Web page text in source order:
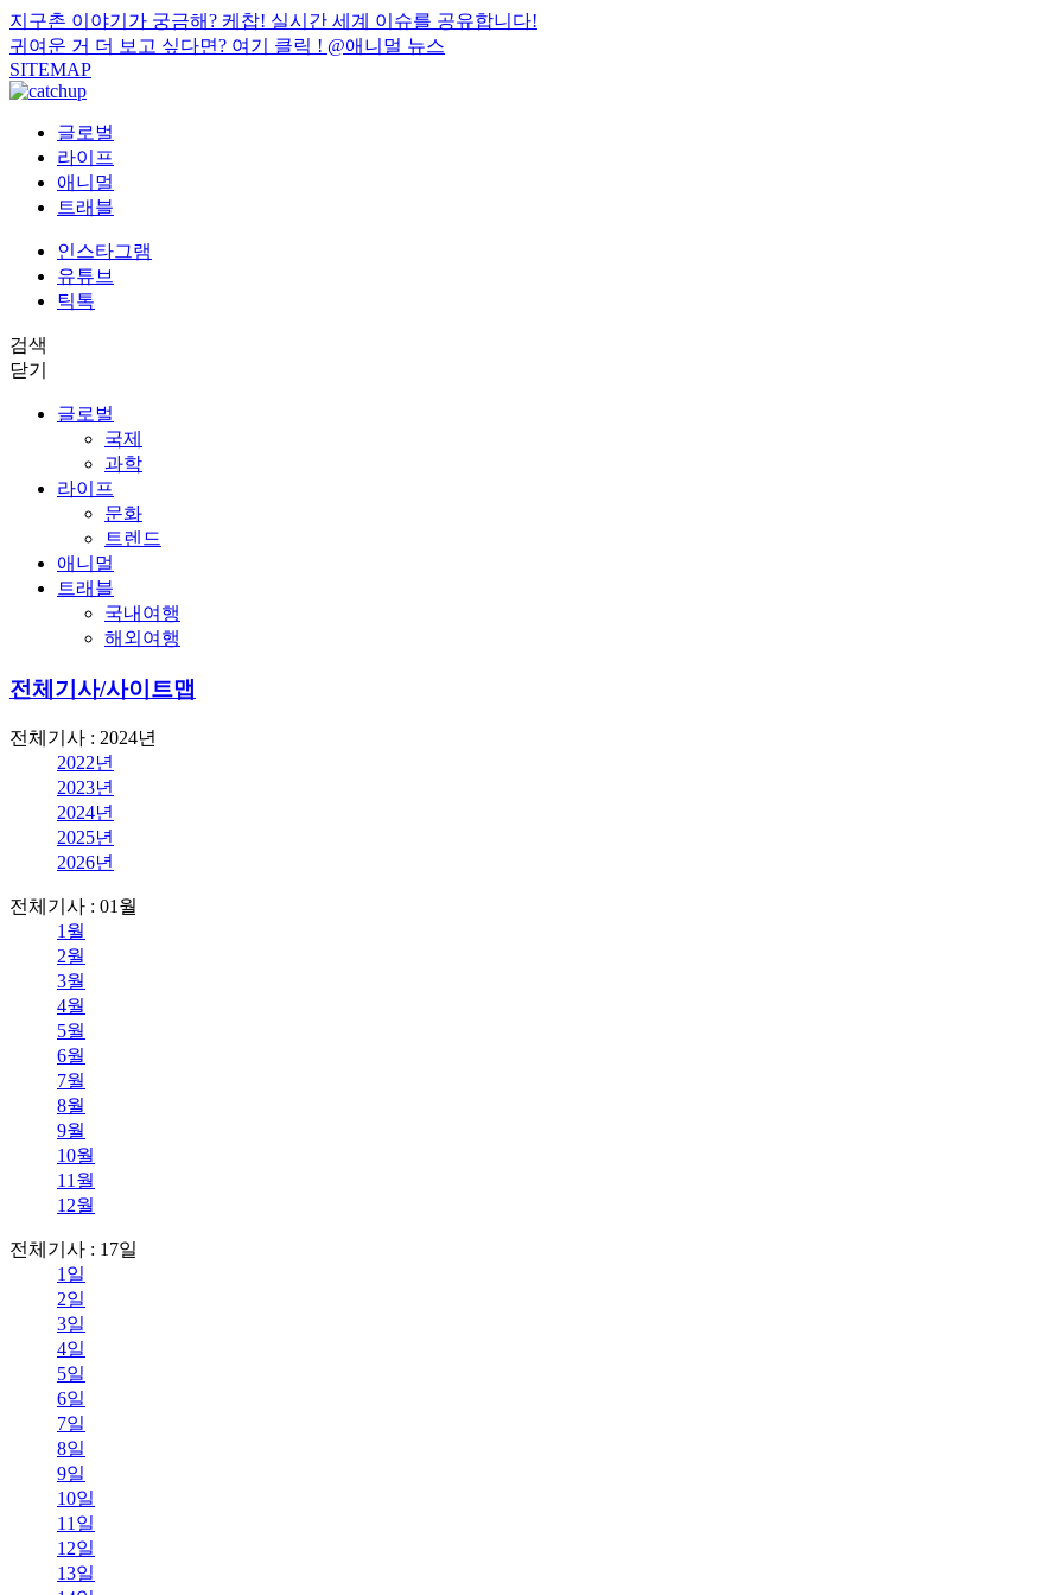
지구촌 이야기가 궁금해? 케찹! 실시간 세계 이슈를 공유합니다!
귀여운 거 더 보고 싶다면? 여기 클릭 ! @애니멀 뉴스
SITEMAP
글로벌
라이프
애니멀
트래블
인스타그램
유튜브
틱톡
검색
닫기
글로벌
국제
과학
라이프
문화
트렌드
애니멀
트래블
국내여행
해외여행
전체기사/사이트맵
전체기사 : 2024년
2022년
2023년
2024년
2025년
2026년
전체기사 : 01월
1월
2월
3월
4월
5월
6월
7월
8월
9월
10월
11월
12월
전체기사 : 17일
1일
2일
3일
4일
5일
6일
7일
8일
9일
10일
11일
12일
13일